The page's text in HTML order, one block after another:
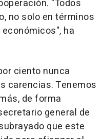
"Todos
no solo en términos
ha
ciento nunca
carencias. Tenemos
de forma
general de
que este